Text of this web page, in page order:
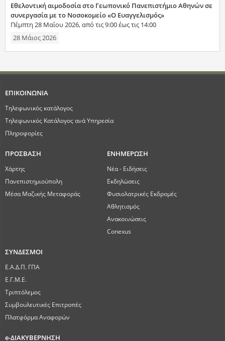
Εθελοντική αιμοδοσία στο Γεωπονικό Πανεπιστήμιο Αθηνών σε
συνεργασία με το Νοσοκομείο «Ο Ευαγγελισμός»
Πέμπτη 28 Μαΐου 2026, από τις 9:00 έως τις 14:00
28 Μάιος 2026
ΕΠΙΚΟΙΝΩΝΙΑ
Τηλεφωνικός κατάλογος
Τηλεφωνικός Κατάλογος ανά Υπηρεσία
Πληροφορίες
ΠΡΟΣΒΑΣΗ
Χάρτης
Πανεπιστημιούπολη
Μέσα Μαζικής Μεταφοράς
ΕΝΗΜΕΡΩΣΗ
Νέα - Ειδήσεις
Εκδηλώσεις
Φυσιολατρικές Εκδρομές
Αθλητισμός
Ανακοινώσεις
Conexus
ΣΥΝΔΕΣΜΟΙ
Ε.Α.Δ.Π. ΓΠΑ
Ε.Γ.Μ.Ε.
Τριπτόλεμος
Συμβουλευτικές Επιτροπές
Πλατφόρμα Αναφορών
e-ΔΙΑΚΥΒΕΡΝΗΣΗ